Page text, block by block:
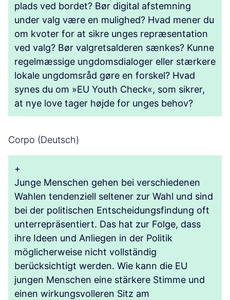
plads ved bordet? Bør digital afstemning
under valg være en mulighed? Hvad mener du
om kvoter for at sikre unges repræsentation
ved valg? Bør valgretsalderen sænkes? Kunne
regelmæssige ungdomsdialoger eller stærkere
lokale ungdomsråd gøre en forskel? Hvad
synes du om »EU Youth Check«, som sikrer,
at nye love tager højde for unges behov?
Corpo (Deutsch)
+
Junge Menschen gehen bei verschiedenen
Wahlen tendenziell seltener zur Wahl und sind
bei der politischen Entscheidungsfindung oft
unterrepräsentiert. Das hat zur Folge, dass
ihre Ideen und Anliegen in der Politik
möglicherweise nicht vollständig
berücksichtigt werden. Wie kann die EU
jungen Menschen eine stärkere Stimme und
einen wirkungsvolleren Sitz am